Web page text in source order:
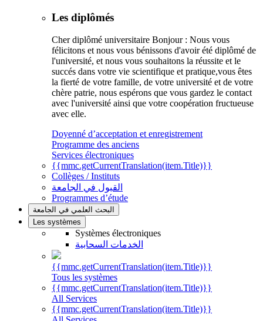
Les diplômés
Cher diplômé universitaire Bonjour : Nous vous
félicitons et nous vous bénissons d'avoir été diplômé de
l'université, et nous vous souhaitons la réussite et le
succés dans votre vie scientifique et pratique,vous êtes
la fierté de votre famille, de votre université et de votre
chère patrie, nous espérons que vous gardez le contact
avec l'université ainsi que votre coopération fructueuse
avec elle.
Doyenné d’acceptation et enregistrement
Programme des anciens
Services électroniques
{{mmc.getCurrentTranslation(item.Title)}}
Collèges / Instituts
القبول في الجامعة
Programmes d’étude
البحث العلمي في الجامعة
Les systèmes
Systèmes électroniques
الخدمات السحابية
{{mmc.getCurrentTranslation(item.Title)}}
Tous les systèmes
{{mmc.getCurrentTranslation(item.Title)}}
All Services
{{mmc.getCurrentTranslation(item.Title)}}